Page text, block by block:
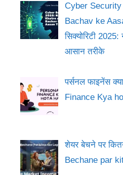
Cyber
Bachav ke
सिक्योरिटी
आसान तरीके
पर्सनल फाइनेंस
Finance Kya
शेयर बेचने पर
Bechane par